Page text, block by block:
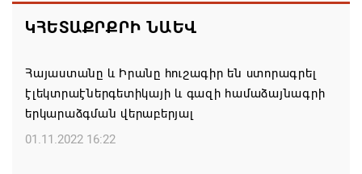
արդյունքները. ՀՀ բուհերում այս տարի կսովորի
10958 առաջին կուրսեցի
ԱՄՆ-ն կրկնապատկել է TRIPP նախագծի
դոլարի
ԿՀԵՏԱՔՐՔՐԻ ՆԱԵՎ
Հայաստանը և Իրանը հուշագիր են ստորագրել
էլեկտրաէներգետիկայի և գազի համաձայնագրի
երկարաձգման վերաբերյալ
01.11.2022 16:22